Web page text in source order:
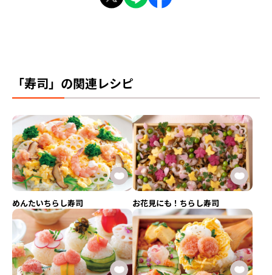
「寿司」の関連レシピ
めんたいちらし寿司 お花見にも！ちらし寿司